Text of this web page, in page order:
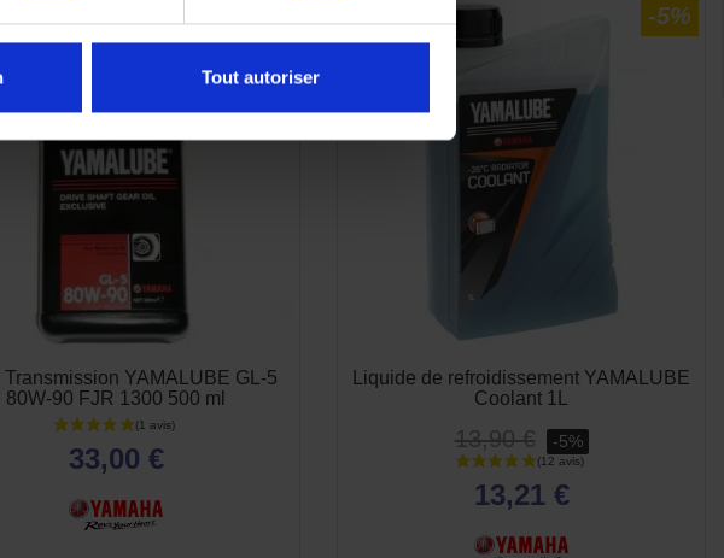
Tout autoriser
Transmission YAMALUBE GL-5
80W-90 FJR 1300 500 ml
33,00 €
-5%
Liquide de refroidissement YAMALUBE
Coolant 1L
13,90 € -5%
13,21 €